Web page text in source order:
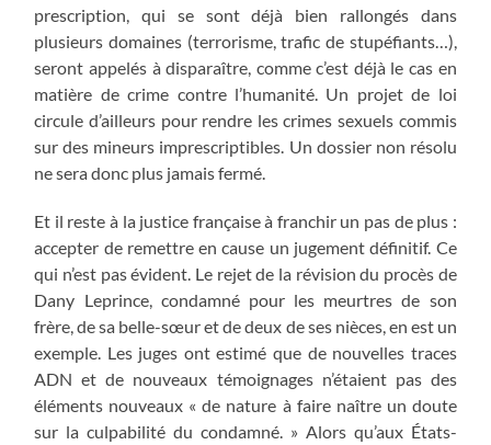
prescription, qui se sont déjà bien rallongés dans
plusieurs domaines (terrorisme, trafic de stupéfiants…),
seront appelés à disparaître, comme c’est déjà le cas en
matière de crime contre l’humanité. Un projet de loi
circule d’ailleurs pour rendre les crimes sexuels commis
sur des mineurs imprescriptibles. Un dossier non résolu
ne sera donc plus jamais fermé.
Et il reste à la justice française à franchir un pas de plus :
accepter de remettre en cause un jugement définitif. Ce
qui n’est pas évident. Le rejet de la révision du procès de
Dany Leprince, condamné pour les meurtres de son
frère, de sa belle-sœur et de deux de ses nièces, en est un
exemple. Les juges ont estimé que de nouvelles traces
ADN et de nouveaux témoignages n’étaient pas des
éléments nouveaux « de nature à faire naître un doute
sur la culpabilité du condamné. » Alors qu’aux États-